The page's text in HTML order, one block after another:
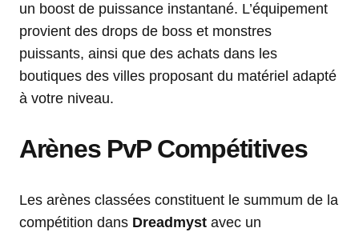
un boost de puissance instantané. L’équipement
provient des drops de boss et monstres
puissants, ainsi que des achats dans les
boutiques des villes proposant du matériel adapté
à votre niveau.
Arènes PvP Compétitives
Les arènes classées constituent le summum de la
compétition dans Dreadmyst avec un